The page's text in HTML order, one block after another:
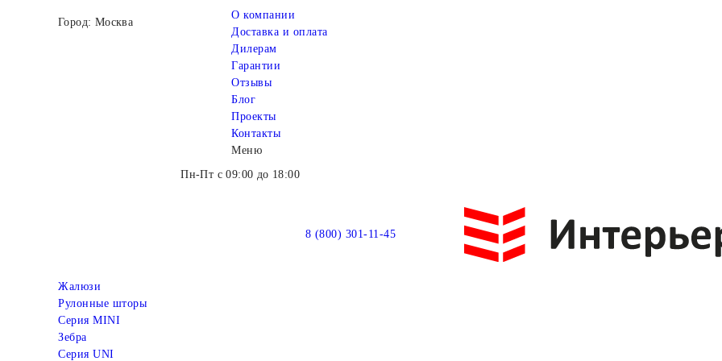
Город: Москва
О компании
Доставка и оплата
Дилерам
Гарантии
Отзывы
Блог
Проекты
Контакты
Меню
Пн-Пт с 09:00 до 18:00
8 (800) 301-11-45
Жалюзи
Рулонные шторы
Серия MINI
Зебра
Серия UNI